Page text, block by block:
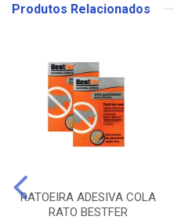
Produtos Relacionados
RATOEIRA ADESIVA COLA
RATO BESTFER